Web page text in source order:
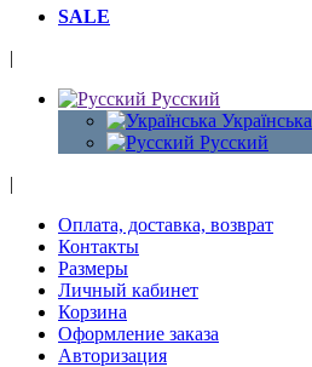
SALE
|
Русский
Українська
Русский
|
Оплата, доставка, возврат
Контакты
Размеры
Личный кабинет
Корзина
Оформление заказа
Авторизация